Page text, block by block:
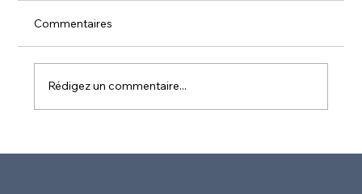
Alors que l’île est ravagée à 90 % après
continuent d’affluer chaque jour, déversant
toujours...
Commentaires
Rédigez un commentaire...